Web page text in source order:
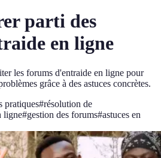
parti des
en ligne
les forums d'entraide en ligne pour
grâce à des astuces concrètes.
pratiques#résolution de
ligne#gestion des forums#astuces en